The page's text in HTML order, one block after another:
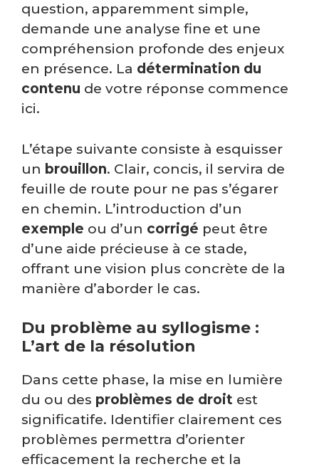
question, apparemment simple,
demande une analyse fine et une
compréhension profonde des enjeux
en présence. La détermination du
contenu de votre réponse commence
ici.
L’étape suivante consiste à esquisser
un brouillon. Clair, concis, il servira de
feuille de route pour ne pas s’égarer
en chemin. L’introduction d’un
exemple ou d’un corrigé peut être
d’une aide précieuse à ce stade,
offrant une vision plus concrète de la
manière d’aborder le cas.
Du problème au syllogisme :
L’art de la résolution
Dans cette phase, la mise en lumière
du ou des problèmes de droit est
significatife. Identifier clairement ces
problèmes permettra d’orienter
efficacement la recherche et la